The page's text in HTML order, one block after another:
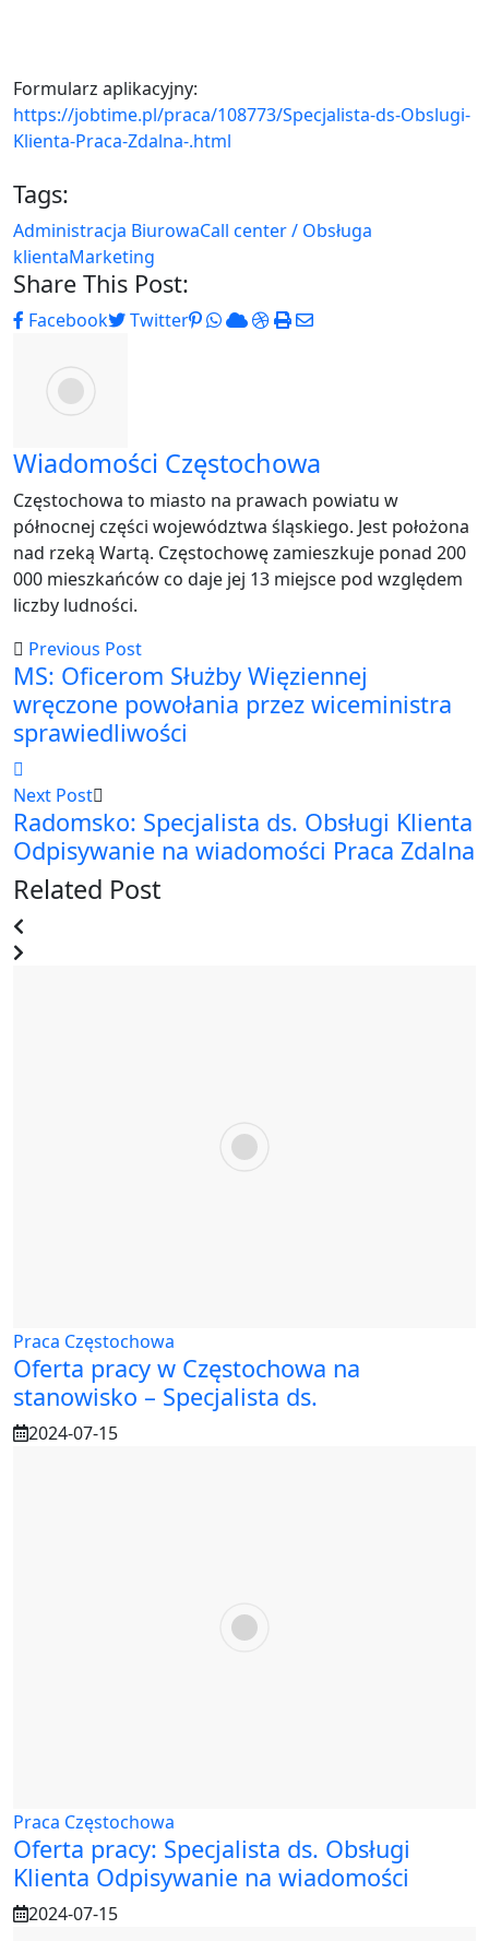
Formularz aplikacyjny:
https://jobtime.pl/praca/108773/Specjalista-ds-Obslugi-
Klienta-Praca-Zdalna-.html
Tags:
Administracja BiurowaCall center / Obsługa
klientaMarketing
Share This Post:
Facebook Twitter Pinterest
Whatsapp
CloudStumbleUpon
PrintShare
Wiadomości Częstochowa
Częstochowa to miasto na prawach powiatu w
północnej części województwa śląskiego. Jest położona
nad rzeką Wartą. Częstochowę zamieszkuje ponad 200
000 mieszkańców co daje jej 13 miejsce pod względem
liczby ludności.
Previous Post
MS: Oficerom Służby Więziennej
wręczone powołania przez wiceministra
sprawiedliwości
Next Post
Radomsko: Specjalista ds. Obsługi Klienta
Odpisywanie na wiadomości Praca Zdalna
Related Post
Praca Częstochowa
Oferta pracy w Częstochowa na
stanowisko – Specjalista ds.
2024-07-15
Praca Częstochowa
Oferta pracy: Specjalista ds. Obsługi
Klienta Odpisywanie na wiadomości
2024-07-15